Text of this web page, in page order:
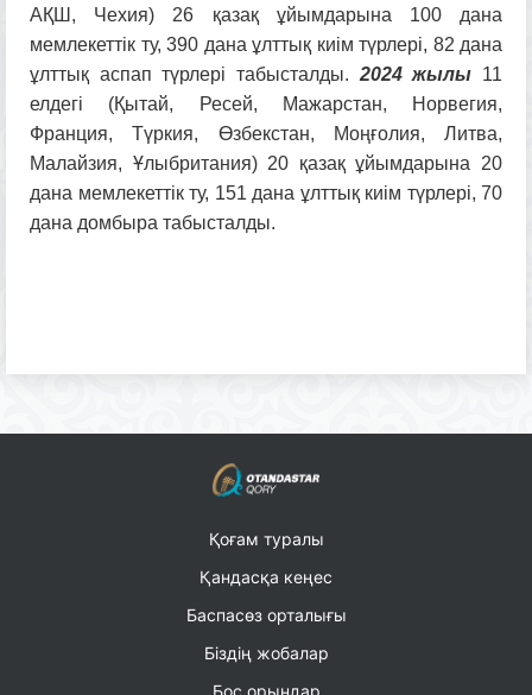
АҚШ, Чехия) 26 қазақ ұйымдарына 100 дана
мемлекеттік ту, 390 дана ұлттық киім түрлері, 82 дана
ұлттық аспап түрлері табысталды. 2024 жылы 11
елдегі (Қытай, Ресей, Мажарстан, Норвегия,
Франция, Түркия, Өзбекстан, Моңғолия, Литва,
Малайзия, Ұлыбритания) 20 қазақ ұйымдарына 20
дана мемлекеттік ту, 151 дана ұлттық киім түрлері, 70
дана домбыра табысталды.
Қоғам туралы
Қандасқа кеңес
Баспасөз орталығы
Біздің жобалар
Бос орындар